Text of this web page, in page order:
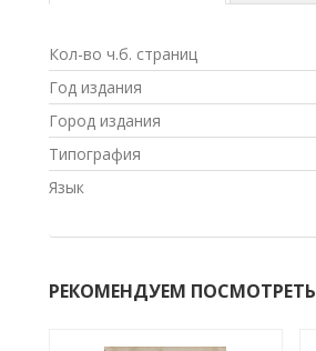
Кол-во ч.б. страниц
Год издания
Город издания
Типография
Язык
РЕКОМЕНДУЕМ ПОСМОТРЕТЬ